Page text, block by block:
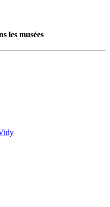
les musées